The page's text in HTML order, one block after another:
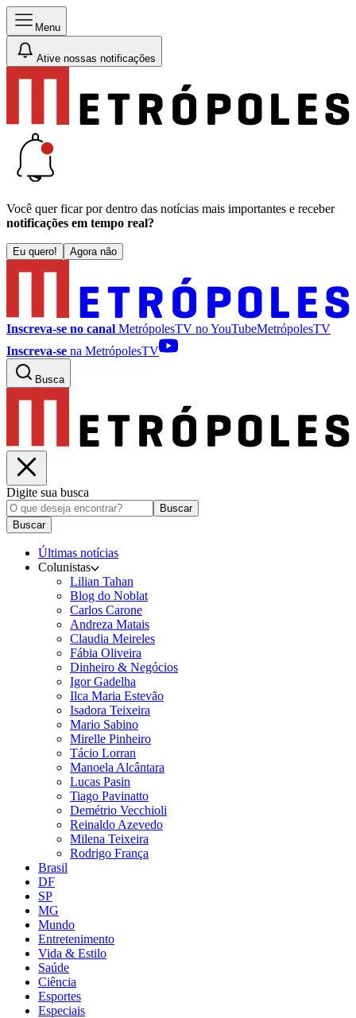
Menu
Ative nossas notificações
Você quer ficar por dentro das notícias mais importantes e receber
notificações em tempo real?
Eu quero! Agora não
Inscreva-se no canal MetrópolesTV noYouTubeMetrópolesTV
Inscreva-se na MetrópolesTV
Busca
Digite sua busca
Buscar
Buscar
Últimas notícias
Colunistas
Lilian Tahan
Blog do Noblat
Carlos Carone
Andreza Matais
Claudia Meireles
Fábia Oliveira
Dinheiro & Negócios
Igor Gadelha
Ilca Maria Estevão
Isadora Teixeira
Mario Sabino
Mirelle Pinheiro
Tácio Lorran
Manoela Alcântara
Lucas Pasin
Tiago Pavinatto
Demétrio Vecchioli
Reinaldo Azevedo
Milena Teixeira
Rodrigo França
Brasil
DF
SP
MG
Mundo
Entretenimento
Vida & Estilo
Saúde
Ciência
Esportes
Especiais